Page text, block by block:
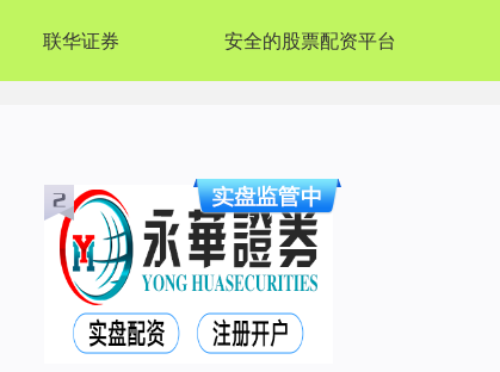
联华证券 安全的股票配资平台